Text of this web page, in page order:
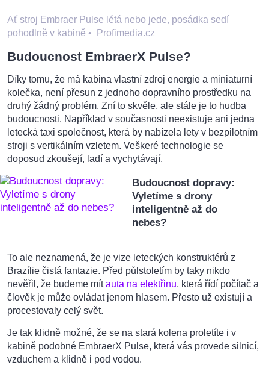
Ať stroj Embraer Pulse létá nebo jede, posádka sedí
pohodlně v kabině • Profimedia.cz
Budoucnost EmbraerX Pulse?
Díky tomu, že má kabina vlastní zdroj energie a miniaturní
kolečka, není přesun z jednoho dopravního prostředku na
druhý žádný problém. Zní to skvěle, ale stále je to hudba
budoucnosti. Například v současnosti neexistuje ani jedna
letecká taxi společnost, která by nabízela lety v bezpilotním
stroji s vertikálním vzletem. Veškeré technologie se
doposud zkoušejí, ladí a vychytávají.
Budoucnost dopravy:
Vyletíme s drony
inteligentně až do
nebes?
To ale neznamená, že je vize leteckých konstruktérů z
Brazílie čistá fantazie. Před půlstoletím by taky nikdo
nevěřil, že budeme mítauta na elektřinu, která řídí počítač a
člověk je může ovládat jenom hlasem. Přesto už existují a
procestovaly celý svět.
Je tak klidně možné, že se na stará kolena proletíte i v
kabině podobné EmbraerX Pulse, která vás provede silnicí,
vzduchem a klidně i pod vodou.